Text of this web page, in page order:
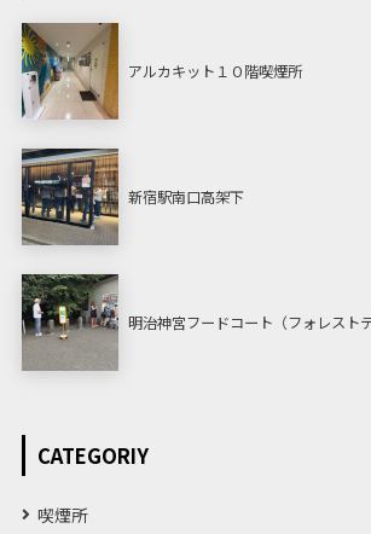
アルカキット１０階喫煙所
新宿駅南口高架下
明治神宮フードコート（フォレスト
CATEGORIY
喫煙所